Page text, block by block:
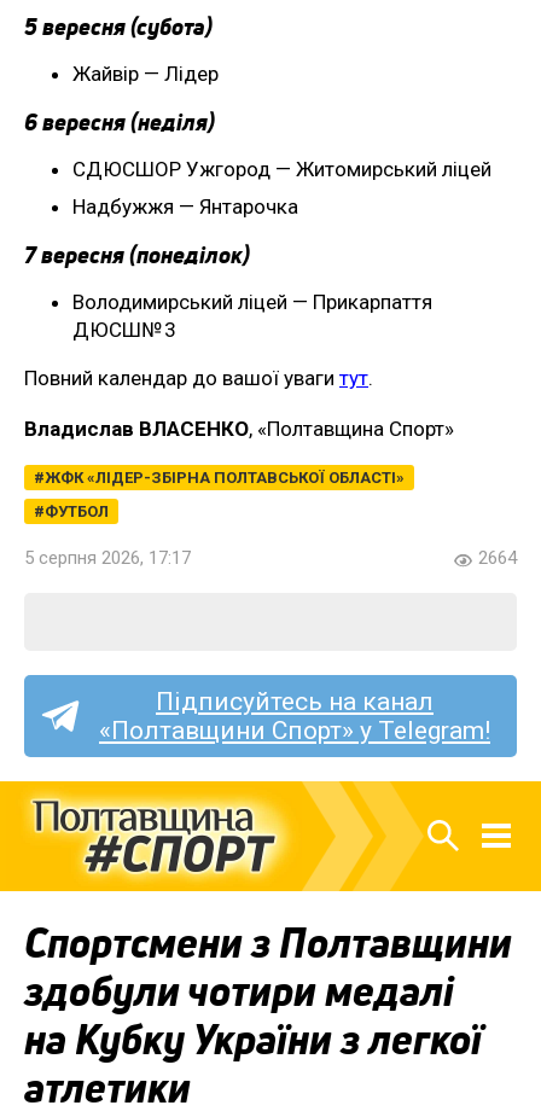
5 вересня (субота)
Жайвір — Лідер
6 вересня (неділя)
СДЮСШОР Ужгород — Житомирський ліцей
Надбужжя — Янтарочка
7 вересня (понеділок)
Володимирський ліцей — Прикарпаття
ДЮСШ№ 3
Повний календар до вашої уваги тут.
Владислав ВЛАСЕНКО, «Полтавщина Спорт»
ЖФК «ЛІДЕР-ЗБІРНА ПОЛТАВСЬКОЇ ОБЛАСТІ»
ФУТБОЛ
5 серпня 2026, 17:17 2664
Підписуйтесь на канал
«Полтавщини Спорт» у Telegram!
Спортсмени з Полтавщини
здобули чотири медалі
на Кубку України з легкої
атлетики